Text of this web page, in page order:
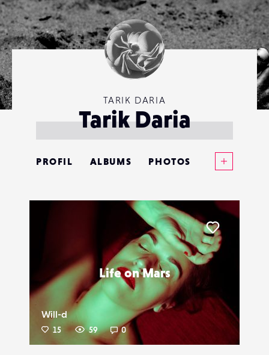
TARIK DARIA
Tarik Daria
PROFIL ALBUMS PHOTOS
MATÉRIELS
CONTACTS
ÉVÉNEMENTS
FAVORIS
Life on Mars
Will-d
15 59 0